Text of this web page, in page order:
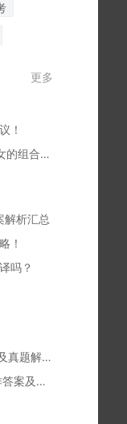
更多
！
朴信惠、崔泰俊结婚&怀孕，金童玉女的组合结成正果！
解析汇总
！
吗？
第105届TOPIK韩国语能力考试答案及真题解析汇总
第105届韩语TOPIKⅡ中高级考试写作答案及真题解析